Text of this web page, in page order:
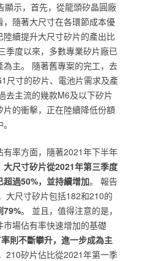
顯示，首先，從龍頭矽晶圓廠
，隨著大尺寸在各環節成本優
續提升大尺寸矽片的產出比
季度以來，多數專業矽片廠已
為主。 隨著舊專案的完工，去
尺寸的矽片、電池片需求及產
去主流的幾款M6及以下矽片
片的衝擊，正在陸續降低份額
有率方面，隨著2021年下半年
‎大尺寸矽片從‎‎2021年第三季度
超過50%，並持續增加‎‎。 報告
大尺寸矽片包括182和210的‎
‎79%‎‎。 並且，值得注意的是，
市場佔有率快速增加的基礎
則不斷攀升，進一步成為主
210矽片佔比從2021年第一季